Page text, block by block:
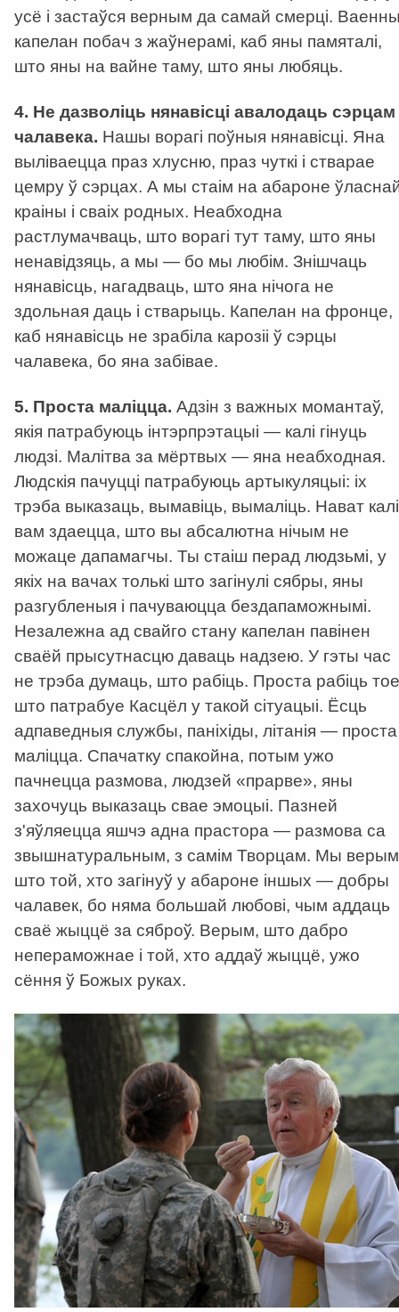
усё і застаўся верным да самай смерці.
капелан побач з жаўнерамі, каб яны памяталі,
што яны на вайне таму, што яны любяць.
4. Не дазволіць нянавісці авалодаць сэрцам
чалавека. Нашы ворагі поўныя нянавісці. Яна
выліваецца праз хлусню, праз чуткі і стварае
цемру ў сэрцах. А мы стаім на абароне
краіны і сваіх родных. Неабходна
растлумачваць, што ворагі тут таму, што яны
ненавідзяць, а мы — бо мы любім. Знішчаць
нянавісць, нагадваць, што яна нічога не
здольная даць і стварыць. Капелан на фронце,
каб нянавісць не зрабіла карозіі ў сэрцы
чалавека, бо яна забівае.
5. Проста маліцца. Адзін з важных момантаў,
якія патрабуюць інтэрпрэтацыі — калі гінуць
людзі. Малітва за мёртвых — яна неабходная.
Людскія пачуцці патрабуюць артыкуляцыі: іх
трэба выказаць, вымавіць, вымаліць. Нават калі
вам здаецца, што вы абсалютна нічым не
можаце дапамагчы. Ты стаіш перад людзьмі, у
якіх на вачах толькі што загінулі сябры, яны
разгубленыя і пачуваюцца бездапаможнымі.
Незалежна ад свайго стану капелан павінен
сваёй прысутнасцю даваць надзею. У гэты час
не трэба думаць, што рабіць. Проста рабіць
што патрабуе Касцёл у такой сітуацыі. Ёсць
адпаведныя службы, паніхіды, літанія — проста
маліцца. Спачатку спакойна, потым ужо
пачнецца размова, людзей «прарве», яны
захочуць выказаць свае эмоцыі. Пазней
з'яўляецца яшчэ адна прастора — размова са
звышнатуральным, з самім Творцам. Мы
што той, хто загінуў у абароне іншых — добры
чалавек, бо няма большай любові, чым аддаць
сваё жыццё за сяброў. Верым, што дабро
непераможнае і той, хто аддаў жыццё, ужо
сёння ў Божых руках.